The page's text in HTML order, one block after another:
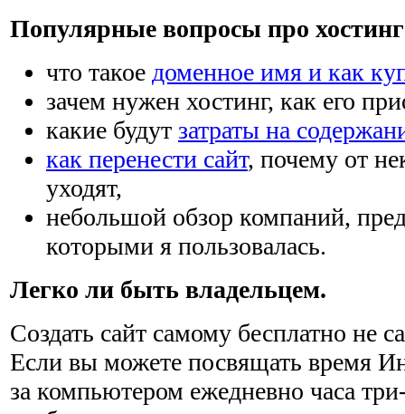
Популярные вопросы про
что такое доменное имя и как
зачем нужен хостинг, как его
какие будут затраты на
как перенести сайт, почему от
уходят,
небольшой обзор компаний,
которыми я пользовалась.
Легко ли быть владельцем.
Создать сайт самому бесплатно не
Если вы можете посвящать время
за компьютером ежедневно часа